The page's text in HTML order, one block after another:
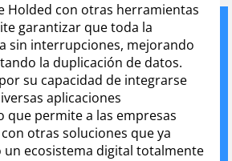
Holded con otras herramientas
garantizar que toda la
sin interrupciones, mejorando
la duplicación de datos.
su capacidad de integrarse
aplicaciones
que permite a las empresas
otras soluciones que ya
un ecosistema digital totalmente